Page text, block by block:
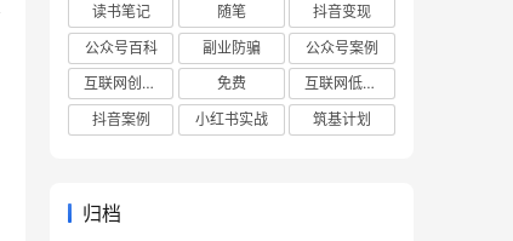
读书笔记
随笔
抖音变现
公众号百科
副业防骗
公众号案例
互联网创业项目
免费
互联网低成本创业项目
抖音案例
小红书实战 筑基计划
归档